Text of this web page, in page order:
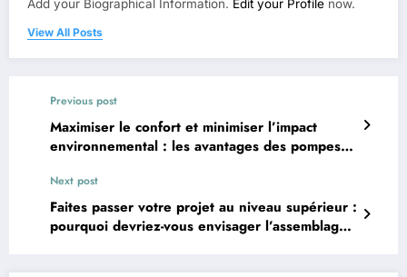
Add your Biographical Information. Edit your Profile now.
View All Posts
Previous post
Maximiser le confort et minimiser l’impact
environnemental : les avantages des pompes à
Next post
Faites passer votre projet au niveau supérieur :
pourquoi devriez-vous envisager l’assemblage